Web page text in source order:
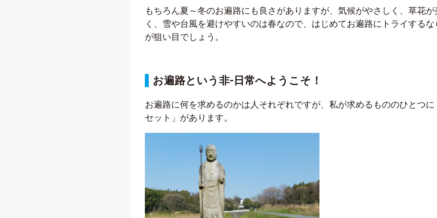
もちろん夏～冬のお遍路にも良さがありますが、気候がやさしく、草花が
く、雪や台風を避けやすいのは春なので、はじめてお遍路にトライするな
が狙い目でしょう。
お遍路という非-日常へようこそ！
お遍路に何を求めるのかは人それぞれですが、私が求めるもののひとつに
セット」があります。